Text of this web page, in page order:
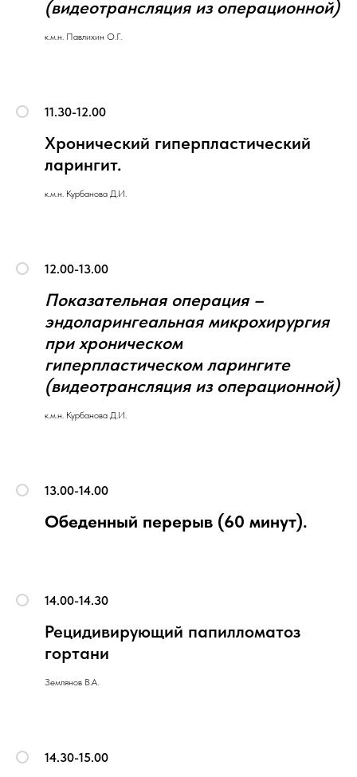
(видеотрансляция из операционной)
к.м.н. Павлихин О.Г.
11.30-12.00
Хронический гиперпластический
ларингит.
к.м.н. Курбанова Д.И.
12.00-13.00
Показательная операция –
эндоларингеальная микрохирургия
при хроническом
гиперпластическом ларингите
(видеотрансляция из операционной)
к.м.н. Курбанова Д.И.
13.00-14.00
Обеденный перерыв (60 минут).
14.00-14.30
Рецидивирующий папилломатоз
гортани
Землянов В.А.
14.30-15.00